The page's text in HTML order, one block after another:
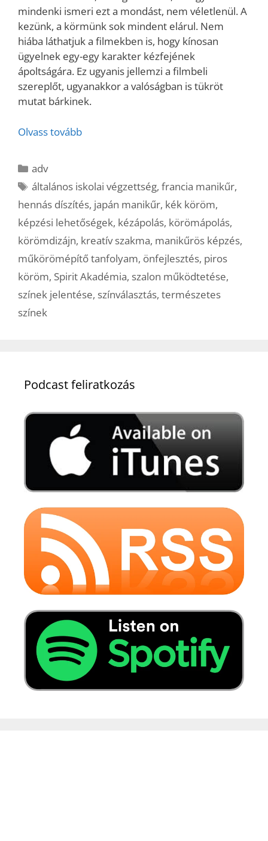
mindenki ismeri ezt a mondást, nem véletlenül. A
kezünk, a körmünk sok mindent elárul. Nem
hiába láthatjuk a filmekben is, hogy kínosan
ügyelnek egy-egy karakter kézfejének
ápoltságára. Ez ugyanis jellemzi a filmbeli
szereplőt, ugyanakkor a valóságban is tükröt
mutat bárkinek.
Olvass tovább
Kategória
adv
Címkék
általános iskolai végzettség,francia manikűr,
hennás díszítés, japán manikűr, kék köröm,
képzési lehetőségek, kézápolás, körömápolás,
körömdizájn, kreatív szakma, manikűrös képzés,
műkörömépítő tanfolyam, önfejlesztés, piros
köröm, Spirit Akadémia, szalon működtetése,
színek jelentése, színválasztás, természetes
színek
Podcast feliratkozás